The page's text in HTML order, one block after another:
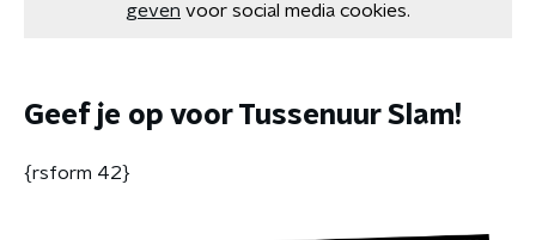
geven voor social media cookies.
Geef je op voor Tussenuur Slam!
{rsform 42}